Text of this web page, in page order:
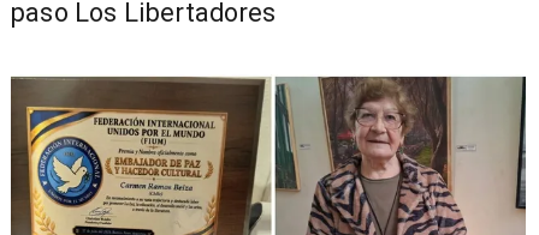
paso Los Libertadores